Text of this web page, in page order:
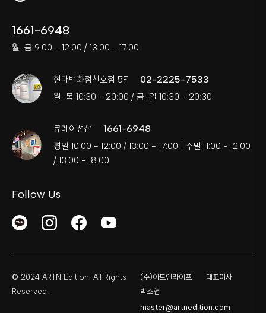
1661-6948
월-금 9:00 - 12:00 / 13:00 - 17:00
현대백화점천호점 5F 02-2225-7533
월-목 10:30 - 20:00 / 금-일 10:30 - 20:30
큐레이션샵 1661-6948
평일 10:00 - 12:00 / 13:00 - 17:00 | 주말 11:00 - 12:00
/ 13:00 - 18:00
Follow Us
© 2024 ARTN Edition. All Rights
Reserved.
(주)아트앤라이프
대표이사
박소연
master@artnedition.com